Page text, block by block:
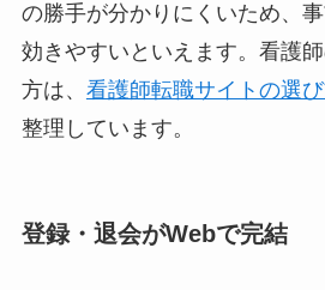
の勝手が分かりにくいため、
効きやすいといえます。看護
方は、 看護師転職サイトの選
整理しています。
登録・退会がWebで完結